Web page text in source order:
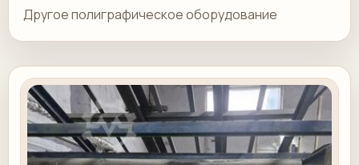
Другое полиграфическое оборудование